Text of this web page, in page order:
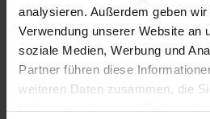
analysieren. Außerdem geben
Verwendung unserer Website an
soziale Medien, Werbung und
Partner führen diese
weiteren Daten zusammen, die